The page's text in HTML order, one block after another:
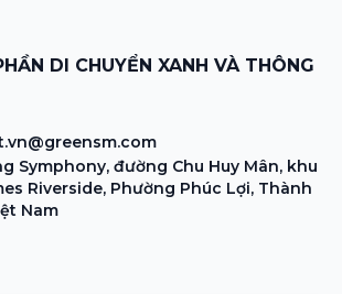
DI CHUYỂN XANH VÀ THÔNG
Symphony, đường Chu Huy Mân, khu
Riverside, Phường Phúc Lợi, Thành
Nam